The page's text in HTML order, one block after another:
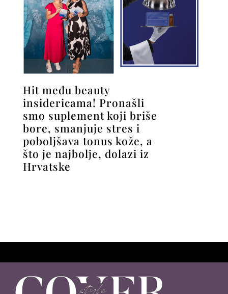
Hit među beauty
insidericama! Pronašli
smo suplement koji briše
bore, smanjuje stres i
poboljšava tonus kože, a
što je najbolje, dolazi iz
Hrvatske